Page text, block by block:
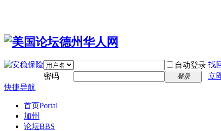
自动登录 找
密码
登录
立
快捷导航
首页Portal
加州
论坛BBS